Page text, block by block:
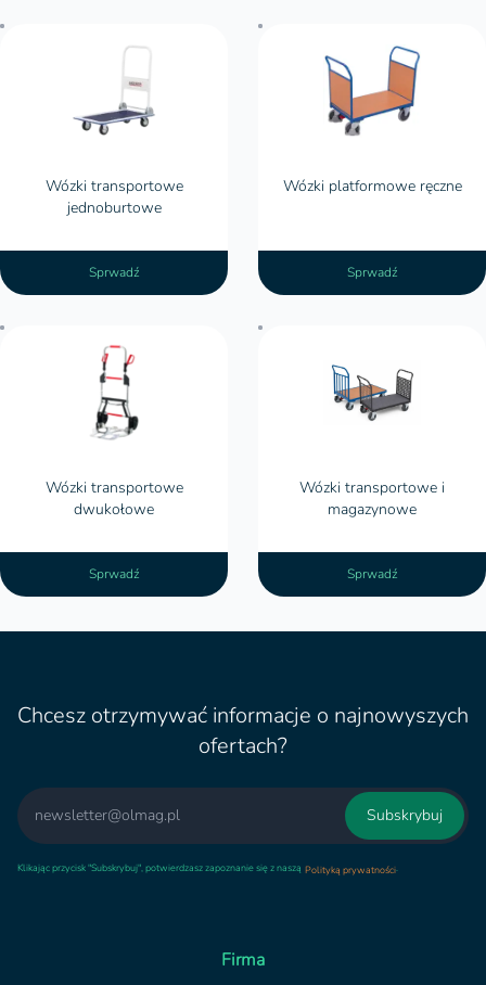
Wózki transportowe
jednoburtowe
Sprwadź
Wózki platformowe ręczne
Sprwadź
Wózki transportowe
dwukołowe
Sprwadź
Wózki transportowe i
magazynowe
Sprwadź
Chcesz otrzymywać informacje o najnowyszych
ofertach?
Email
Subskrybuj
Klikając przycisk "Subskrybuj", potwierdzasz zapoznanie się z naszą Polityką prywatności.
Firma